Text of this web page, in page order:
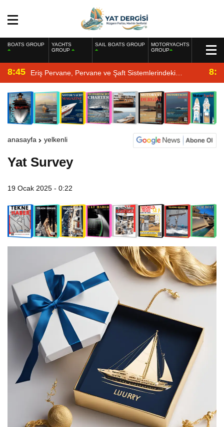
BOATS GROUP
YACHTS
GROUP
SAIL BOATS GROUP
MOTORYACHTS
GROUP
8:45 Eriş Pervane, Pervane ve Şaft Sistemlerindeki
Uzmanlığıyla Yat Dergisi’nde
anasayfa yelkenli
Yat Survey
19 Ocak 2025 - 0:22